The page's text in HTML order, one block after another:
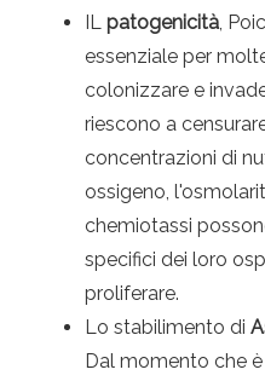
IL patogenicità,
essenziale per
colonizzare e
riescono a
concentrazioni di
ossigeno,
chemiotassi
specifici dei loro
proliferare.
Lo stabilimento di
Dal momento che